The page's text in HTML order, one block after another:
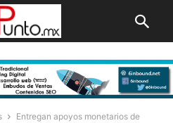
Entregan apoyos monetarios de